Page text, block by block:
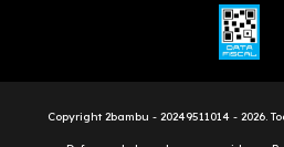
Copyright 2bambu - 20249511014 - 2026.